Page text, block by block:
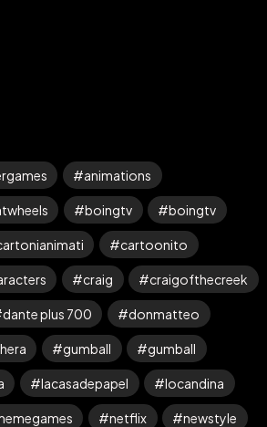
animations
boingtv boingtv
cartoonito
craig craigofthecreek
dante plus 700 donmatteo
gumball gumball
lacasadepapel locandina
netflix newstyle
i Miei
?
QUI